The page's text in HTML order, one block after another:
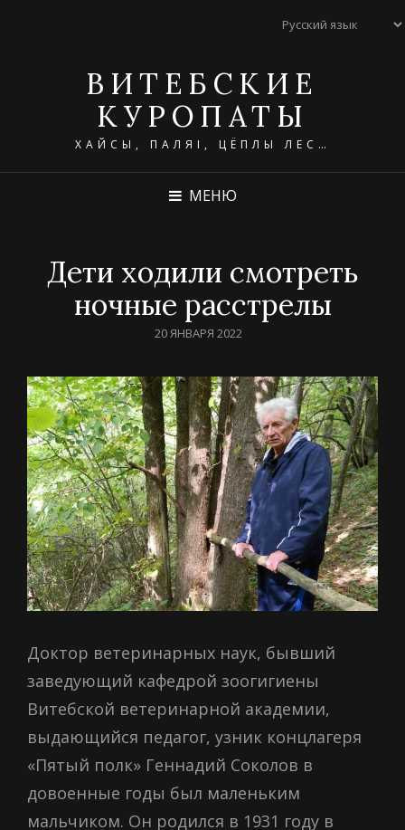
ВИТЕБСКИЕ
КУРОПАТЫ
ХАЙСЫ, ПАЛЯІ, ЦЁПЛЫ ЛЕС…
МЕНЮ
Дети ходили смотреть
ночные расстрелы
POSTED
20 ЯНВАРЯ 2022
Доктор ветеринарных наук, бывший
заведующий кафедрой зоогигиены
Витебской ветеринарной академии,
выдающийся педагог, узник концлагеря
«Пятый полк» Геннадий Соколов в
довоенные годы был маленьким
мальчиком. Он родился в 1931 году в